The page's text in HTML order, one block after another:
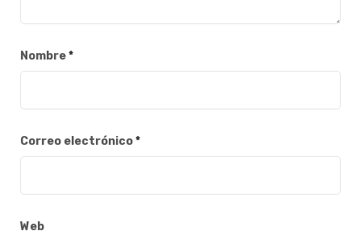
Nombre*
Correo electrónico*
Web